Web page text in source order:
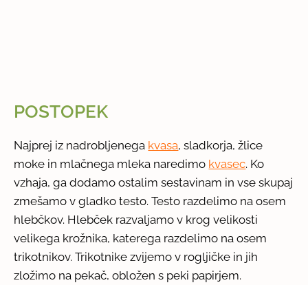
POSTOPEK
Najprej iz nadrobljenega kvasa, sladkorja, žlice
moke in mlačnega mleka naredimo kvasec. Ko
vzhaja, ga dodamo ostalim sestavinam in vse skupaj
zmešamo v gladko testo. Testo razdelimo na osem
hlebčkov. Hlebček razvaljamo v krog velikosti
velikega krožnika, katerega razdelimo na osem
trikotnikov. Trikotnike zvijemo v rogljičke in jih
zložimo na pekač, obložen s peki papirjem.